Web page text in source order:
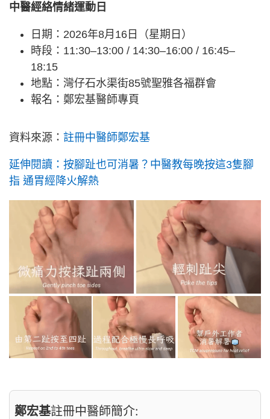
中醫經絡情緒運動日
日期：2026年8月16日（星期日）
時段：11:30–13:00 / 14:30–16:00 / 16:45–
18:15
地點：灣仔石水渠街85號聖雅各福群會
報名：鄭宏基醫師專頁
資料來源： 註冊中醫師鄭宏基
延伸閱讀：按腳趾也可消暑？中醫教每晚按這3隻腳
指 通胃經降火解熱
鄭宏基註冊中醫師簡介: